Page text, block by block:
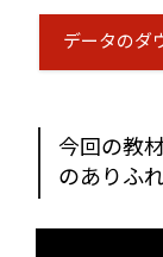
データのダ
今回の教
のありふ